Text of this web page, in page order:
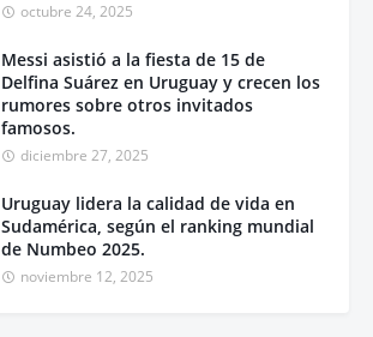
octubre 24, 2025
Messi asistió a la fiesta de 15 de
Delfina Suárez en Uruguay y crecen los
rumores sobre otros invitados
famosos.
diciembre 27, 2025
Uruguay lidera la calidad de vida en
Sudamérica, según el ranking mundial
de Numbeo 2025.
noviembre 12, 2025